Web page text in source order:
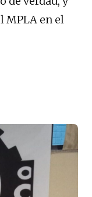
MPLA en el